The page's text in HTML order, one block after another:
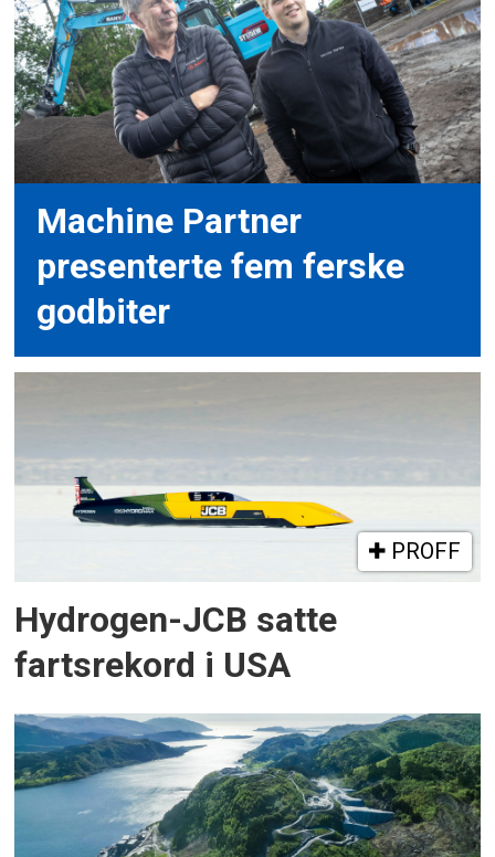
Machine Partner
presenterte fem ferske
godbiter
PROFF
Hydrogen-JCB satte
fartsrekord i USA